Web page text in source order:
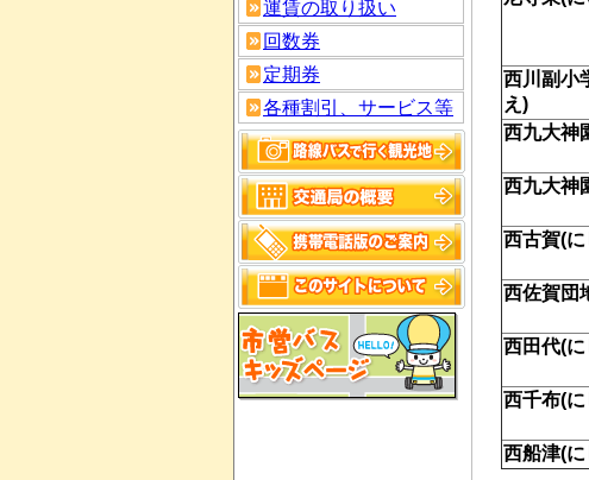
運賃の取り扱い
回数券
定期券
各種割引、サービス等
西川副小
え)
西九大神
西九大神
西古賀(
西佐賀団
西田代(
西千布(
西船津(